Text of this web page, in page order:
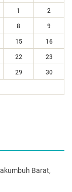
1 2
8 9
15 16
22 23
29 30
Barat,